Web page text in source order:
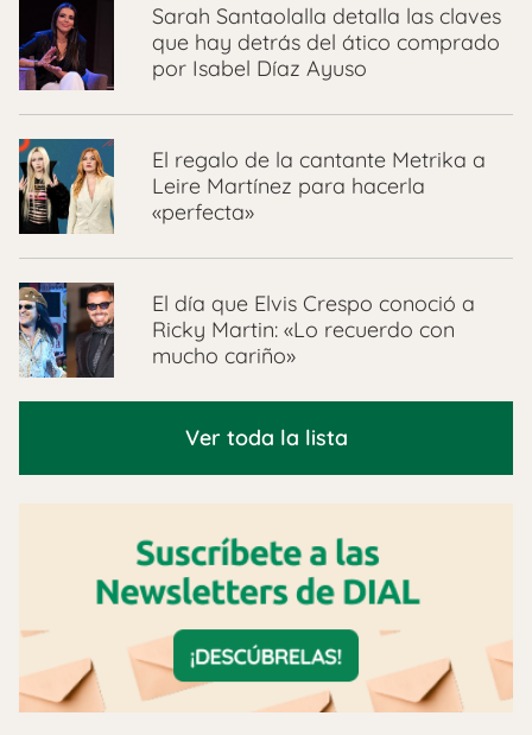
Sarah Santaolalla detalla las claves
que hay detrás del ático comprado
por Isabel Díaz Ayuso
El regalo de la cantante Metrika a
Leire Martínez para hacerla
«perfecta»
El día que Elvis Crespo conoció a
Ricky Martin: «Lo recuerdo con
mucho cariño»
Ver toda la lista